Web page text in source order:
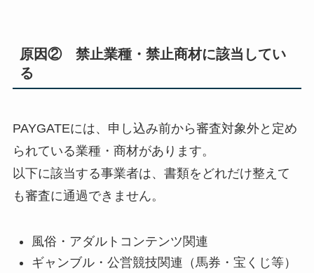
原因② 禁止業種・禁止商材に該当してい
る
PAYGATEには、申し込み前から審査対象外と定め
られている業種・商材があります。
以下に該当する事業者は、書類をどれだけ整えて
も審査に通過できません。
風俗・アダルトコンテンツ関連
ギャンブル・公営競技関連（馬券・宝くじ等）